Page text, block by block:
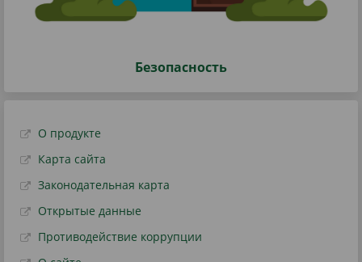
Безопасность
О продукте
Карта сайта
Законодательная карта
Открытые данные
Противодействие коррупции